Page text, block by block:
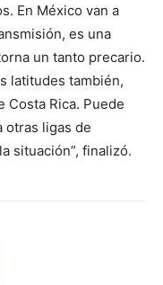
En México van a
es una
un tanto precario.
latitudes también,
Costa Rica. Puede
otras ligas de
situación”, finalizó.